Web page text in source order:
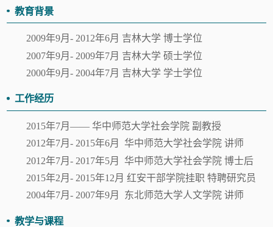
教育背景
2009年9月- 2012年6月 吉林大学 博士学位
2007年9月- 2009年7月 吉林大学 硕士学位
2000年9月- 2004年7月 吉林大学 学士学位
工作经历
2015年7月——华中师范大学社会学院 副教授
2012年7月- 2015年6月 华中师范大学社会学院讲师
2012年7月- 2017年5月华中师范大学社会学院 博士后
2015年2月- 2015年12月红安干部学院挂职 特聘研究员
2004年7月- 2007年9月 东北师范大学人文学院 讲师
教学与课程